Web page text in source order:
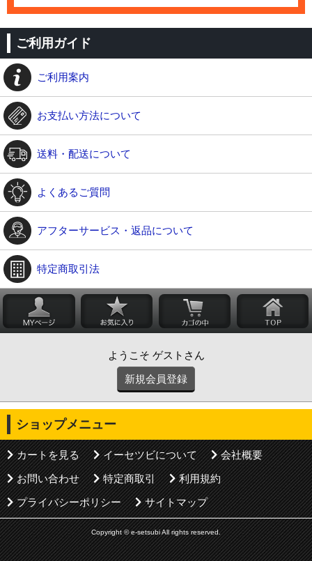
ご利用ガイド
ご利用案内
お支払い方法について
送料・配送について
よくあるご質問
アフターサービス・返品について
特定商取引法
ようこそ ゲストさん
新規会員登録
ショップメニュー
カートを見る イーセツビについて
会社概要
お問い合わせ
特定商取引
利用規約
プライバシーポリシー
サイトマップ
Copyright © e-setsubi All rights reserved.